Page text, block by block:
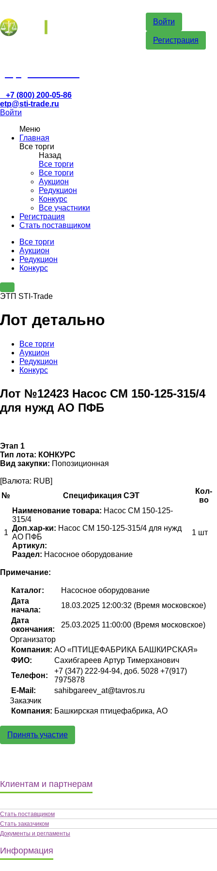
Войти
Регистрация
+7 (800) 200-05-86
etp@sti-trade.ru
Войти
Меню
Главная
Все торги
Назад
Все торги
Все торги
Аукцион
Редукцион
Конкурс
Все участники
Регистрация
Стать поставщиком
Все торги
Аукцион
Редукцион
Конкурс
ЭТП STI-Trade
Лот детально
Все торги
Аукцион
Редукцион
Конкурс
Лот №12423 Насос СМ 150-125-315/4
для нужд АО ПФБ
Этап 1
Тип лота: КОНКУРС
Вид закупки: Попозиционная
[Валюта: RUB]
№
Спецификация СЭТ
Кол-
во
1
Наименование товара: Насос СМ 150-125-
315/4
Доп.хар-ки: Насос СМ 150-125-315/4 для нужд
АО ПФБ
Артикул:
Раздел: Насосное оборудование
1 шт
Примечание:
Каталог:
Насосное оборудование
Дата
начала:
18.03.2025 12:00:32 (Время московское)
Дата
окончания:
25.03.2025 11:00:00 (Время московское)
Организатор
Компания: АО «ПТИЦЕФАБРИКА БАШКИРСКАЯ»
ФИО:
Сахибгареев Артур Тимерханович
Телефон:
+7 (347) 222-94-94, доб. 5028 +7(917)
7975878
E-Mail:
sahibgareev_at@tavros.ru
Заказчик
Компания: Башкирская птицефабрика, АО
Принять участие
Клиентам и партнерам
Стать поставщиком
Стать заказчиком
Документы и регламенты
Информация